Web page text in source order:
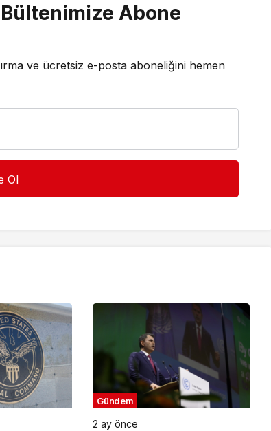
Abone
ve ücretsiz e-posta aboneliğini hemen
Gündem
2 ay önce